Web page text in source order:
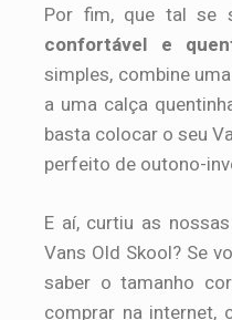
Por fim, que tal se
confortável e
simples, combine
a uma calça
basta colocar o seu
perfeito de outono-
E aí, curtiu as
Vans Old Skool? Se
saber o tamanho
comprar na internet,